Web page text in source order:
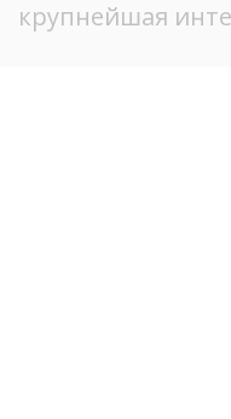
крупнейшая